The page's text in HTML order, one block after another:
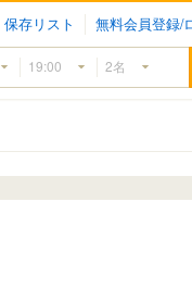
保存リスト 無料会員登録/